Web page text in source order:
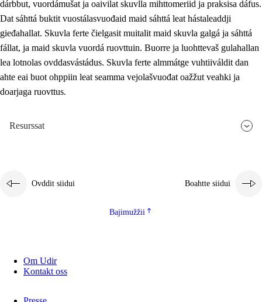
3.4 Oahpahus oahppofitnodagas ja bargoeallimis
3.5 Profešuvdnasearvevuohta ja skuvlaovdáneapmi
dárbbut, vuordámušat ja oaivilat skuvlla mihttomeriid ja praksisa dáfus.
Dat sáhttá buktit vuostálasvuođaid maid sáhttá leat hástaleaddji
gieđahallat. Skuvla ferte čielgasit muitalit maid skuvla galgá ja sáhttá
fállat, ja maid skuvla vuordá ruovttuin. Buorre ja luohttevaš gulahallan
lea lotnolas ovddasvástádus. Skuvla ferte almmátge vuhtiiváldit dan
ahte eai buot ohppiin leat seamma vejolašvuođat oažžut veahki ja
doarjaga ruovttus.
Resurssat
Ovddit siidui Boahtte siidui
Bajimužžii
Om Udir
Kontakt oss